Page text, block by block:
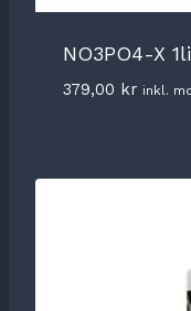
NO3PO4-X
379,00 kr inkl.